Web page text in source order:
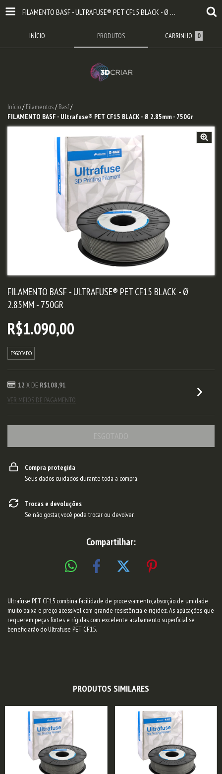
FILAMENTO BASF - ULTRAFUSE® PET CF15 BLACK - Ø 2.85MM - 750GR
INÍCIO PRODUTOS CARRINHO 0
Início/ Filamentos/ Basf/
FILAMENTO BASF - Ultrafuse® PET CF15 BLACK - Ø 2.85mm - 750Gr
FILAMENTO BASF - ULTRAFUSE® PET CF15 BLACK - Ø
2.85MM - 750GR
R$1.090,00
ESGOTADO
12 X DE R$108,91
VER MEIOS DE PAGAMENTO
Compra protegida
Seus dados cuidados durante toda a compra.
Trocas e devoluções
Se não gostar, você pode trocar ou devolver.
Compartilhar:
Ultrafuse PET CF15 combina facilidade de processamento, absorção de umidade
muito baixa e preço acessível com grande resistência e rigidez. As aplicações que
requerem peças fortes e rígidas com excelente acabamento superficial se
beneficiarão do Ultrafuse PET CF15.
PRODUTOS SIMILARES